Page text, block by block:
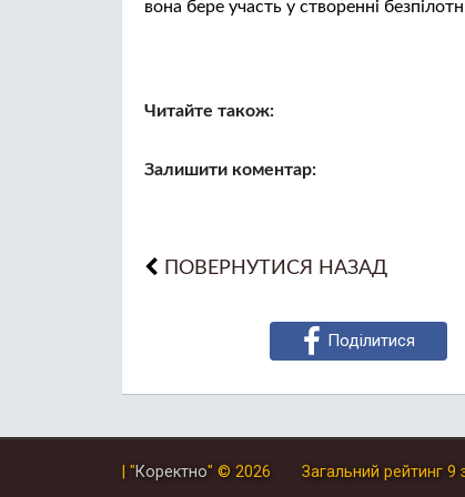
вона бере участь у створенні
Читайте також:
Залишити коментар:
ПОВЕРНУТИСЯ НАЗАД
Поділитися
| "Коректно" © 2026 Загальний рейтинг 9